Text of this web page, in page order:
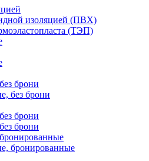
изоляцией (ПВХ)
(ТЭП)
брони
без брони
брони
брони
бронированные